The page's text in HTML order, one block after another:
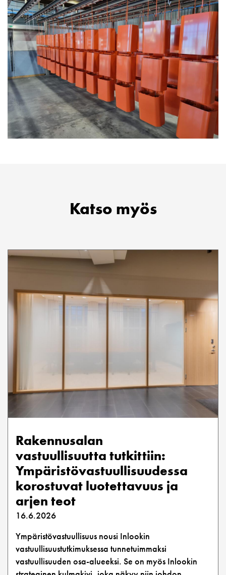
Katso myös
Rakennusalan
vastuullisuutta tutkittiin:
Ympäristövastuullisuudessa
korostuvat luotettavuus ja
arjen teot
16.6.2026
Ympäristövastuullisuus nousi Inlookin
vastuullisuustutkimuksessa tunnetuimmaksi
vastuullisuuden osa-alueeksi. Se on myös Inlookin